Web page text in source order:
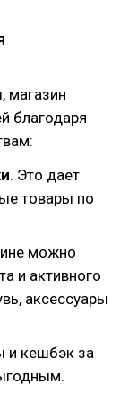
магазин
благодаря
. Это даёт
товары по
можно
и активного
аксессуары
и кешбэк за